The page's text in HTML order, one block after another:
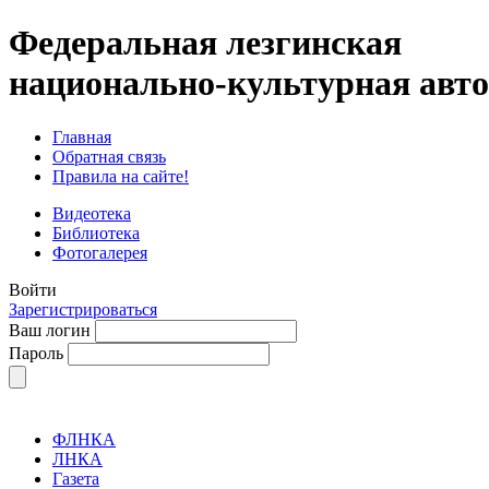
Федеральная лезгинская
национально-культурная
Главная
Обратная связь
Правила на сайте!
Видеотека
Библиотека
Фотогалерея
Войти
Зарегистрироваться
Ваш логин
Пароль
ФЛНКА
ЛНКА
Газета